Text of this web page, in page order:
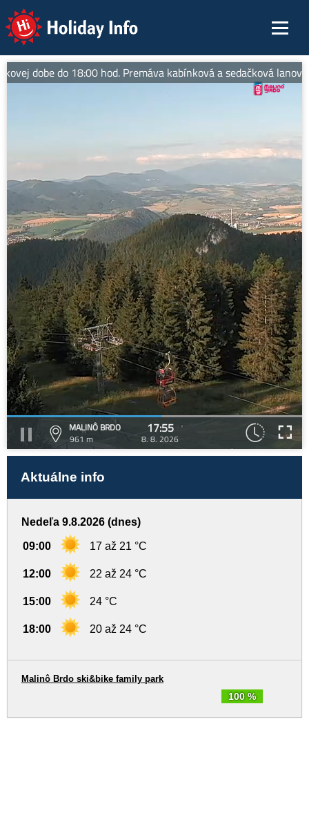
Holiday Info
dobe do 18:00 hod. Premáva kabínková a sedačková
MALINÔ BRDO
961 m
17:55
8. 8. 2026
Aktuálne info
Nedeľa 9.8.2026 (dnes)
09:00 17 až 21 °C
12:00 22 až 24 °C
15:00 24 °C
18:00 20 až 24 °C
100 %
Malinô Brdo ski&bike family park